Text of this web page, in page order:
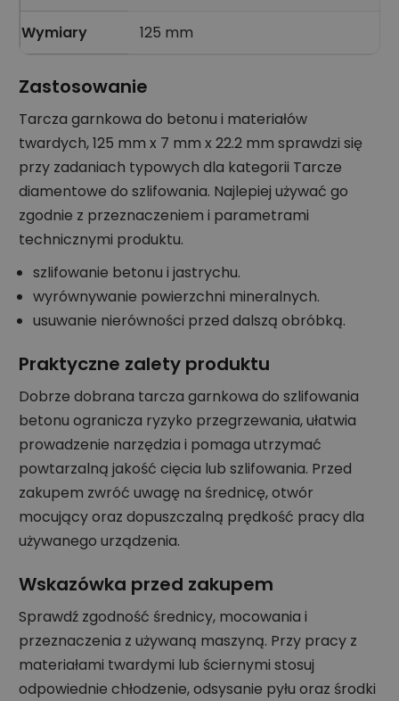
Wymiary 125 mm
Zastosowanie
Tarcza garnkowa do betonu i materiałów
twardych, 125 mm x 7 mm x 22.2 mm sprawdzi się
przy zadaniach typowych dla kategorii Tarcze
diamentowe do szlifowania. Najlepiej używać go
zgodnie z przeznaczeniem i parametrami
technicznymi produktu.
szlifowanie betonu i jastrychu.
wyrównywanie powierzchni mineralnych.
usuwanie nierówności przed dalszą obróbką.
Praktyczne zalety produktu
Dobrze dobrana tarcza garnkowa do szlifowania
betonu ogranicza ryzyko przegrzewania, ułatwia
prowadzenie narzędzia i pomaga utrzymać
powtarzalną jakość cięcia lub szlifowania. Przed
zakupem zwróć uwagę na średnicę, otwór
mocujący oraz dopuszczalną prędkość pracy dla
używanego urządzenia.
Wskazówka przed zakupem
Sprawdź zgodność średnicy, mocowania i
przeznaczenia z używaną maszyną. Przy pracy z
materiałami twardymi lub ściernymi stosuj
odpowiednie chłodzenie, odsysanie pyłu oraz środki